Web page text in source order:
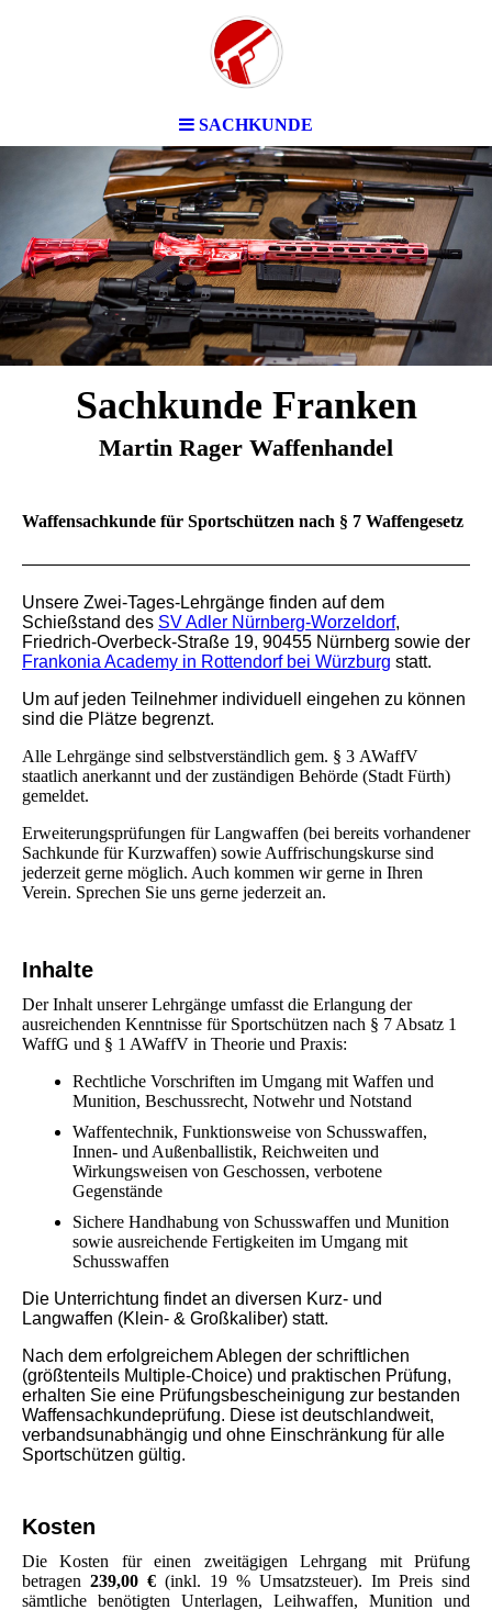
SACHKUNDE
Sachkunde Franken
Martin Rager Waffenhandel
Waffensachkunde für Sportschützen nach § 7 Waffengesetz
Unsere Zwei-Tages-Lehrgänge finden auf dem
Schießstand des SV Adler Nürnberg-Worzeldorf,
Friedrich-Overbeck-Straße 19, 90455 Nürnberg sowie der
Frankonia Academy in Rottendorf bei Würzburg statt.
Um auf jeden Teilnehmer individuell eingehen zu können
sind die Plätze begrenzt.
Alle Lehrgänge sind selbstverständlich gem. § 3 AWaffV
staatlich anerkannt und der zuständigen Behörde (Stadt Fürth)
gemeldet.
Erweiterungsprüfungen für Langwaffen (bei bereits vorhandener
Sachkunde für Kurzwaffen) sowie Auffrischungskurse sind
jederzeit gerne möglich. Auch kommen wir gerne in Ihren
Verein. Sprechen Sie uns gerne jederzeit an.
Inhalte
Der Inhalt unserer Lehrgänge umfasst die Erlangung der
ausreichenden Kenntnisse für Sportschützen nach § 7 Absatz 1
WaffG und § 1 AWaffV in Theorie und Praxis:
Rechtliche Vorschriften im Umgang mit Waffen und
Munition, Beschussrecht, Notwehr und Notstand
Waffentechnik, Funktionsweise von Schusswaffen,
Innen- und Außenballistik, Reichweiten und
Wirkungsweisen von Geschossen, verbotene
Gegenstände
Sichere Handhabung von Schusswaffen und Munition
sowie ausreichende Fertigkeiten im Umgang mit
Schusswaffen
Die Unterrichtung findet an diversen Kurz- und
Langwaffen (Klein- & Großkaliber) statt.
Nach dem erfolgreichem Ablegen der schriftlichen
(größtenteils Multiple-Choice) und praktischen Prüfung,
erhalten Sie eine Prüfungsbescheinigung zur bestanden
Waffensachkundeprüfung. Diese ist deutschlandweit,
verbandsunabhängig und ohne Einschränkung für alle
Sportschützen gültig.
Kosten
Die Kosten für einen zweitägigen Lehrgang mit Prüfung
betragen 239,00 € (inkl. 19 % Umsatzsteuer). Im Preis sind
sämtliche benötigten Unterlagen, Leihwaffen, Munition und